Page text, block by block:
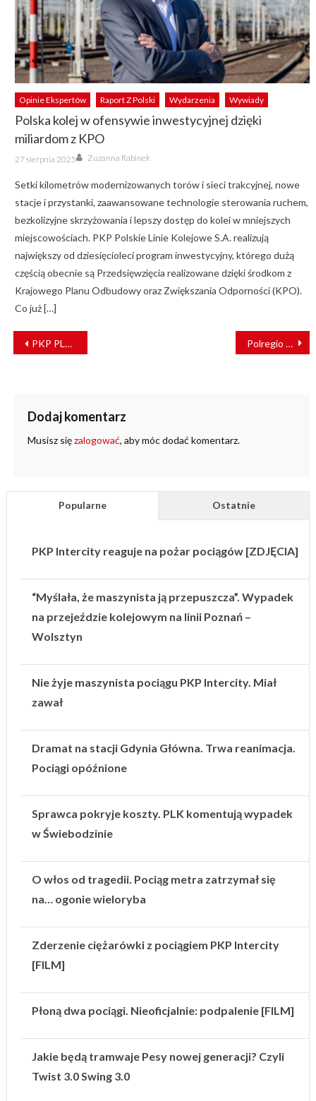
Opinie Ekspertów Raport Z Polski Wydarzenia Wywiady
Polska kolej w ofensywie inwestycyjnej dzięki
miliardom z KPO
Posted
on
27 sierpnia 2025 Author
Zuzanna Rabinek
Setki kilometrów modernizowanych torów i sieci trakcyjnej, nowe
stacje i przystanki, zaawansowane technologie sterowania ruchem,
bezkolizyjne skrzyżowania i lepszy dostęp do kolei w mniejszych
miejscowościach. PKP Polskie Linie Kolejowe S.A. realizują
największy od dziesięcioleci program inwestycyjny, którego dużą
częścią obecnie są Przedsięwzięcia realizowane dzięki środkom z
Krajowego Planu Odbudowy oraz Zwiększania Odporności (KPO).
Co już […]
NAWIGACJA
WPISU
PKP PLK zwiększa bezpieczeństwo na przejazdach w woj. lubelskim Polregio wznawia połączenia przygraniczne
Dodaj komentarz
Musisz sięzalogować, aby móc dodać komentarz.
Popularne Ostatnie
PKP Intercity reaguje na pożar pociągów [ZDJĘCIA]
“Myślała, że maszynista ją przepuszcza”. Wypadek
na przejeździe kolejowym na linii Poznań –
Wolsztyn
Nie żyje maszynista pociągu PKP Intercity. Miał
zawał
Dramat na stacji Gdynia Główna. Trwa reanimacja.
Pociągi opóźnione
Sprawca pokryje koszty. PLK komentują wypadek
w Świebodzinie
O włos od tragedii. Pociąg metra zatrzymał się
na… ogonie wieloryba
Zderzenie ciężarówki z pociągiem PKP Intercity
[FILM]
Płoną dwa pociągi. Nieoficjalnie: podpalenie [FILM]
Jakie będą tramwaje Pesy nowej generacji? Czyli
Twist 3.0 Swing 3.0